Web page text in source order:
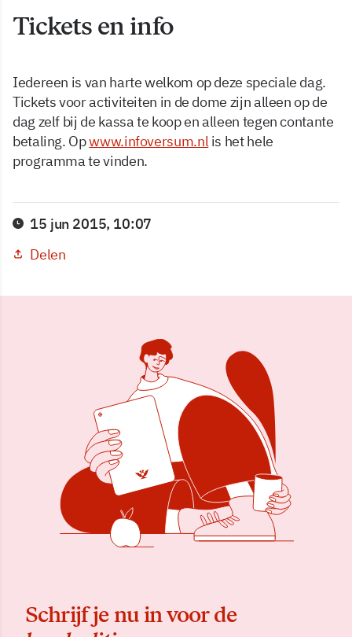
Tickets en info
Iedereen is van harte welkom op deze speciale dag.
Tickets voor activiteiten in de dome zijn alleen op de
dag zelf bij de kassa te koop en alleen tegen contante
betaling. Opwww.infoversum.nlis het hele
programma te vinden.
15 jun 2015, 10:07
Delen
Schrijf je nu in voor de